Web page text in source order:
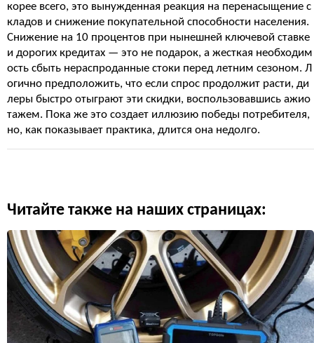
корее всего, это вынужденная реакция на перенасыщение с
кладов и снижение покупательной способности населения.
Снижение на 10 процентов при нынешней ключевой ставке
и дорогих кредитах — это не подарок, а жесткая необходим
ость сбыть нераспроданные стоки перед летним сезоном. Л
огично предположить, что если спрос продолжит расти, ди
леры быстро отыграют эти скидки, воспользовавшись ажио
тажем. Пока же это создает иллюзию победы потребителя,
но, как показывает практика, длится она недолго.
Читайте также на наших страницах: